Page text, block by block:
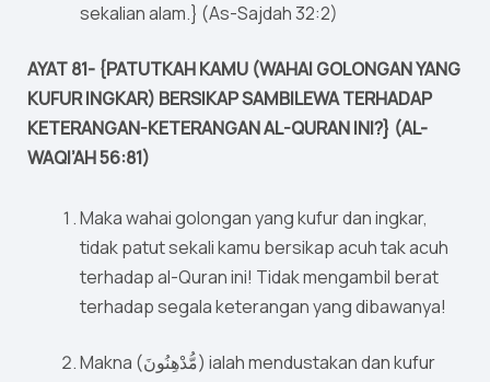
sekalian alam.} (As-Sajdah 32:2)
AYAT 81- {PATUTKAH KAMU (WAHAI GOLONGAN YANG
KUFUR INGKAR) BERSIKAP SAMBILEWA TERHADAP
KETERANGAN-KETERANGAN AL-QURAN INI?} (AL-
WAQI’AH 56:81)
Maka wahai golongan yang kufur dan ingkar,
tidak patut sekali kamu bersikap acuh tak acuh
terhadap al-Quran ini! Tidak mengambil berat
terhadap segala keterangan yang dibawanya!
Makna (مُّدْهِنُونَ) ialah mendustakan dan kufur